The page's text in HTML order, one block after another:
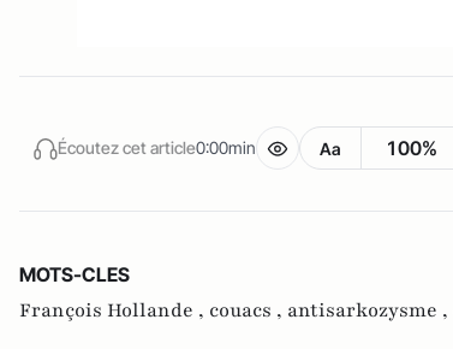
Écoutez cet article0:00min Aa 100%
MOTS-CLES
François Hollande , couacs , antisarkozysme ,